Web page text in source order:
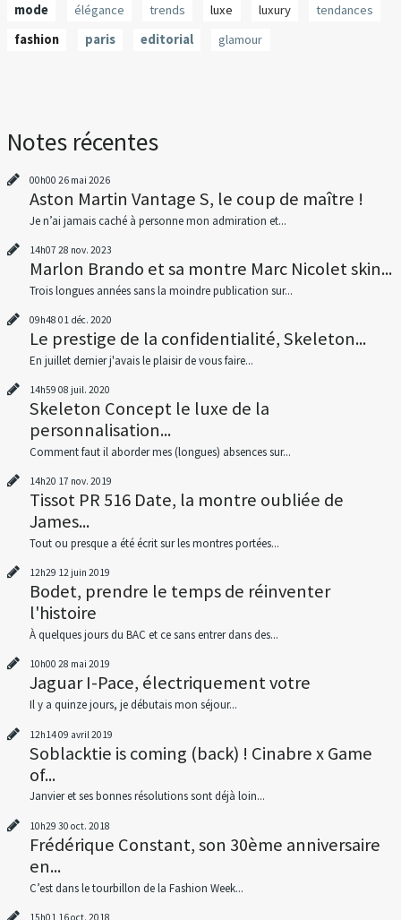
mode élégance trends luxe luxury
tendances
fashion
paris editorial glamour
Notes récentes
00h00 26 mai 2026
Aston Martin Vantage S, le coup de maître !
Je n’ai jamais caché à personne mon admiration et...
14h07 28 nov. 2023
Marlon Brando et sa montre Marc Nicolet skin...
Trois longues années sans la moindre publication sur...
09h48 01 déc. 2020
Le prestige de la confidentialité, Skeleton...
En juillet dernier j'avais le plaisir de vous faire...
14h59 08 juil. 2020
Skeleton Concept le luxe de la
personnalisation...
Comment faut il aborder mes (longues) absences sur...
14h20 17 nov. 2019
Tissot PR 516 Date, la montre oubliée de
James...
Tout ou presque a été écrit sur les montres portées...
12h29 12 juin 2019
Bodet, prendre le temps de réinventer
l'histoire
À quelques jours du BAC et ce sans entrer dans des...
10h00 28 mai 2019
Jaguar I-Pace, électriquement votre
Il y a quinze jours, je débutais mon séjour...
12h1409 avril 2019
Soblacktie is coming (back) ! Cinabre x Game
of...
Janvier et ses bonnes résolutions sont déjà loin...
10h29 30 oct. 2018
Frédérique Constant, son 30ème anniversaire
en...
C’est dans le tourbillon de la Fashion Week...
15h01 16oct. 2018